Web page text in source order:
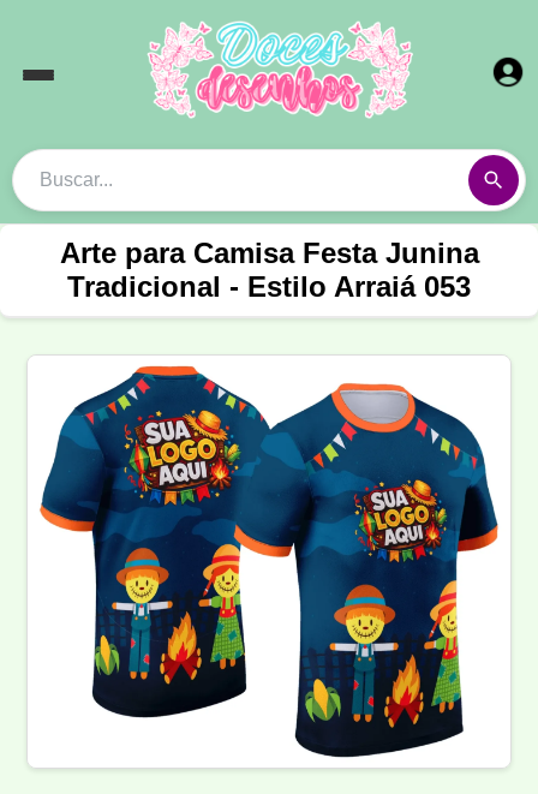
Arte para Camisa Festa Junina
Tradicional - Estilo Arraiá 053